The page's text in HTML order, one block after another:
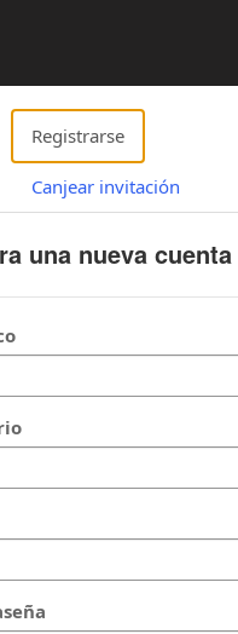
Registrarse
Canjear invitación
una nueva